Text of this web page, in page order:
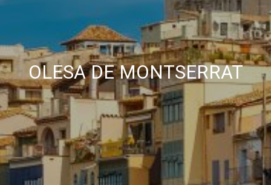
OLESA DE MONTSERRAT